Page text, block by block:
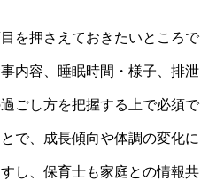
を押さえておきたいところで
内容、睡眠時間・様子、排泄
ごし方を把握する上で必須で
で、成長傾向や体調の変化に
し、保育士も家庭との情報共